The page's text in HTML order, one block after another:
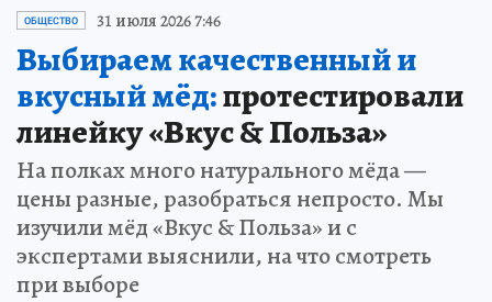
ОБЩЕСТВО 31 июля 2026 7:46
Выбираем качественный и
вкусный мёд:протестировали
линейку «Вкус & Польза»
На полках много натурального мёда —
цены разные, разобраться непросто. Мы
изучили мёд «Вкус & Польза» и с
экспертами выяснили, на что смотреть
при выборе